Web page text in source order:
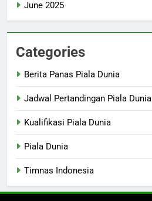
June 2025
Categories
Berita Panas Piala Dunia
Jadwal Pertandingan Piala Dunia
Kualifikasi Piala Dunia
Piala Dunia
Timnas Indonesia